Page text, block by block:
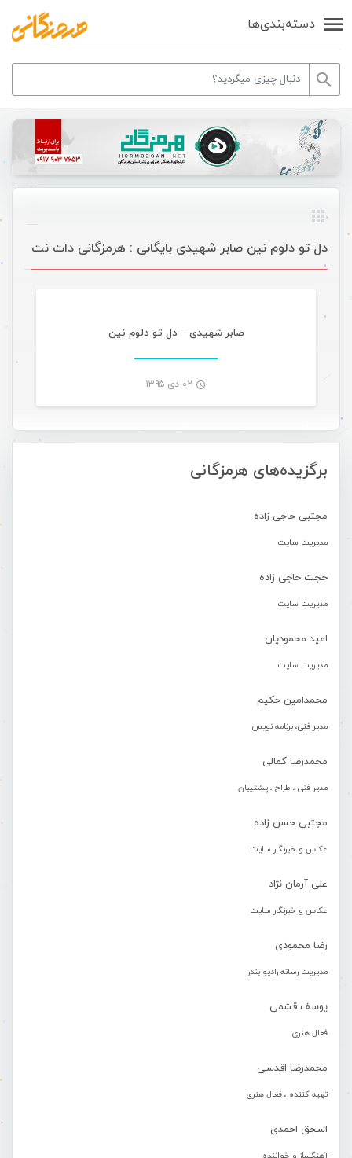
دسته‌بندی‌ها
برگزیده‌های هرمزگانی
مجتبی حاجی زاده
مدیریت سایت
حجت حاجی زاده
مدیریت سایت
امید محمودیان
مدیریت سایت
محمدامین حکیم
مدیر فنی، برنامه نویس
محمدرضا کمالی
مدیر فنی ، طراح ، پشتیبان
مجتبی حسن زاده
عکاس و خبرنگار سایت
علی آرمان نژاد
عکاس و خبرنگار سایت
رضا محمودی
مدیریت رسانه رادیو بندر
یوسف قشمی
فعال هنری
محمدرضا اقدسی
تهیه کننده ، فعال هنری
اسحق احمدی
دل تو دلوم نین صابر شهیدی بایگانی : هرمزگانی دات نت
صابر شهیدی – دل تو دلوم نین
۰۲ دی ۱۳۹۵